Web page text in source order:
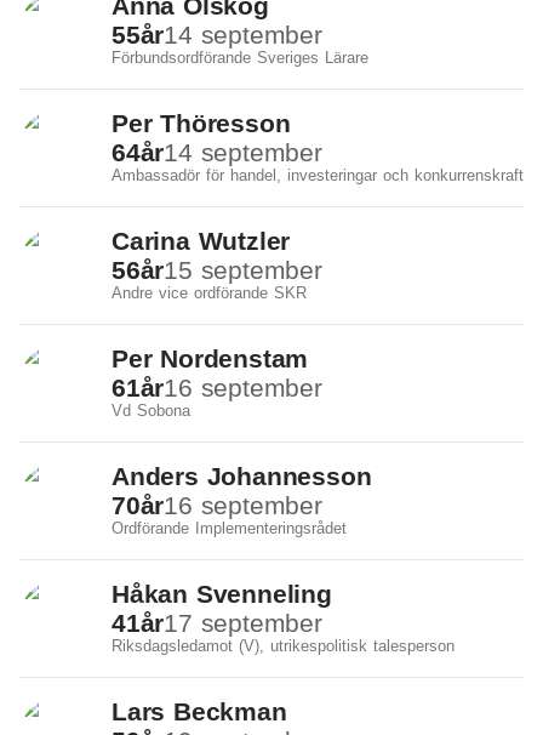
55år14 september
Förbundsordförande Sveriges Lärare
Per Thöresson
64år14 september
Ambassadör för handel, investeringar och konkurrenskraft
Carina Wutzler
56år15 september
Andre vice ordförande SKR
Per Nordenstam
61år16 september
Vd Sobona
Anders Johannesson
70år16 september
Ordförande Implementeringsrådet
Håkan Svenneling
41år17 september
Riksdagsledamot (V), utrikespolitisk talesperson
Lars Beckman